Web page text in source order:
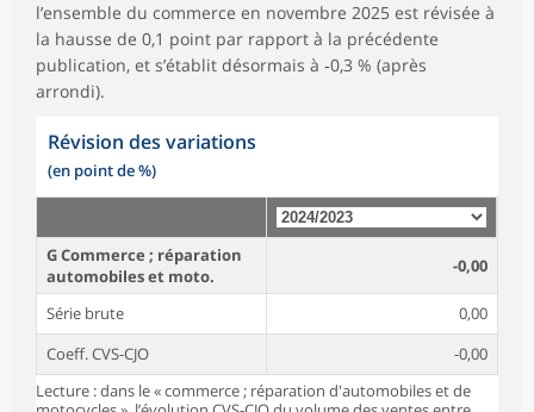
l’ensemble du commerce en novembre 2025 est révisée à
la hausse de 0,1 point par rapport à la précédente
publication, et s’établit désormais à ‑0,3 % (après
arrondi).
Révision des variations
(en point de %)
G Commerce ; réparation
automobiles et moto.
-0,00
Série brute
0,00
Coeff. CVS-CJO
-0,00
Lecture : dans le « commerce ; réparation d'automobiles et de